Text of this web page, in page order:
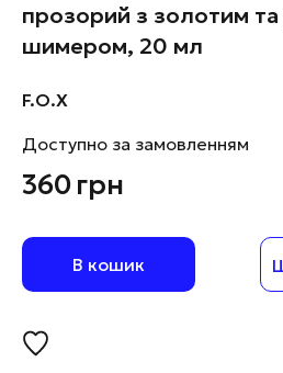
прозорий з золотим
шимером, 20 мл
F.O.X
Доступно за замовленням
360грн
В кошик